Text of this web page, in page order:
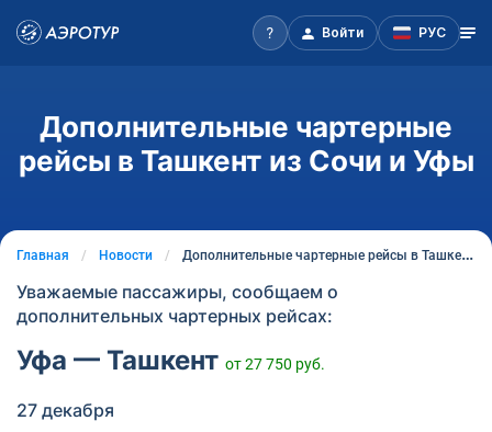
Войти РУС
Дополнительные чартерные
рейсы в Ташкент из Сочи и Уфы
Главная Новости Дополнительные чартерные рейсы в Ташкент из Сочи и Уфы
Уважаемые пассажиры, сообщаем о
дополнительных чартерных рейсах:
Уфа — Ташкент от 27 750 руб.
27 декабря